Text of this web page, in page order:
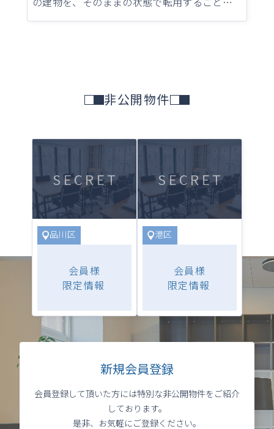
指します。 通常、他の事業者が撤退や移転な
非公開物件
SECRET
品川区
SECRET
港区
新規会員登録
会員登録して頂いた方には特別な非公開物件をご紹介
しております。
是非、お気軽にご登録ください。